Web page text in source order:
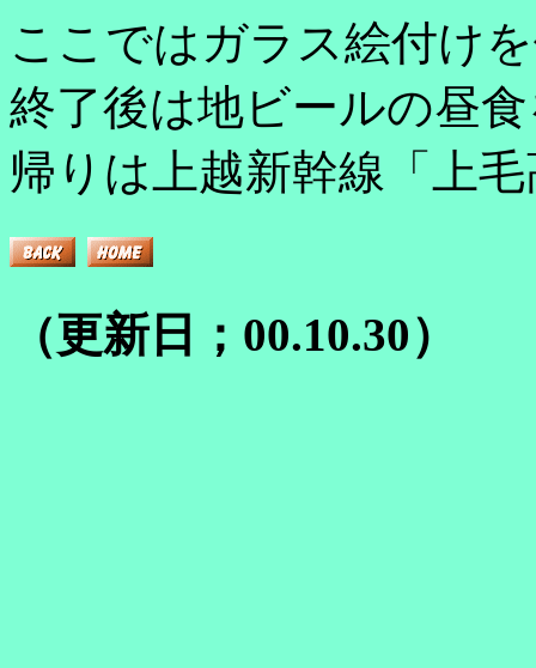
ここではガラス絵付け
終了後は地ビールの昼
帰りは上越新幹線「上
（更新日；00.10.30）